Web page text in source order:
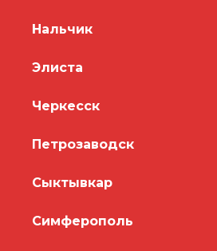
Нальчик
Элиста
Черкесск
Петрозаводск
Сыктывкар
Симферополь